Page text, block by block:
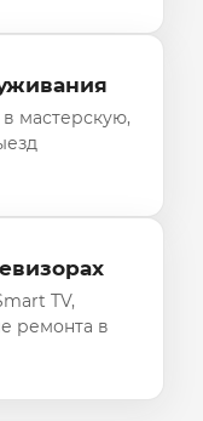
мастерскую,
TV,
ремонта в